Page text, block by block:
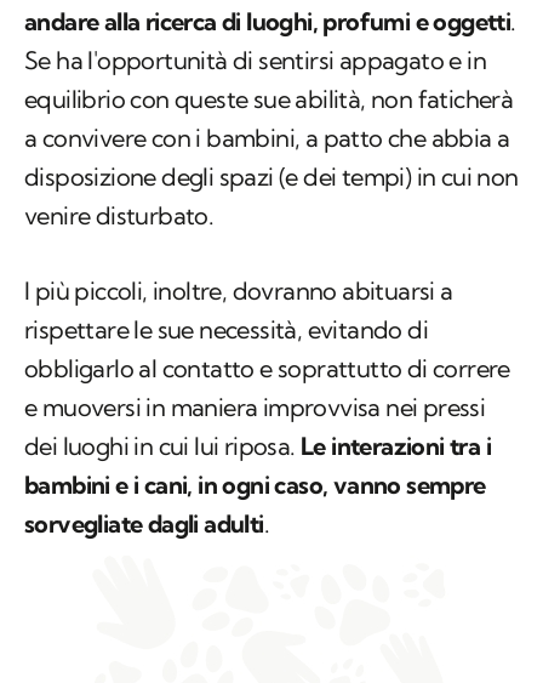
andare alla ricerca di luoghi, profumi e oggetti.
Se ha l'opportunità di sentirsi appagato e in
equilibrio con queste sue abilità, non faticherà
a convivere con i bambini, a patto che abbia a
disposizione degli spazi (e dei tempi) in cui non
venire disturbato.
I più piccoli, inoltre, dovranno abituarsi a
rispettare le sue necessità, evitando di
obbligarlo al contatto e soprattutto di correre
e muoversi in maniera improvvisa nei pressi
dei luoghi in cui lui riposa. Le interazioni tra i
bambini e i cani, in ogni caso, vanno sempre
sorvegliate dagli adulti.